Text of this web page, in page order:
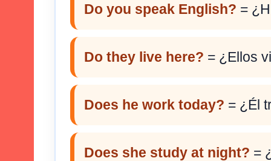
Do you speak English? =
Do they live here? = ¿Ellos
Does he work today? = ¿Él
Does she study at night? =